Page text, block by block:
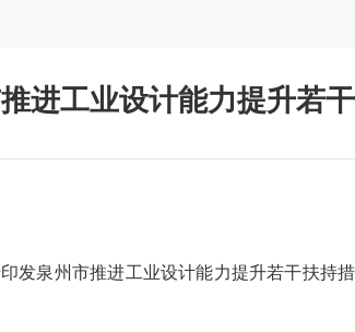
进工业设计能力提升若
发泉州市推进工业设计能力提升若干扶持